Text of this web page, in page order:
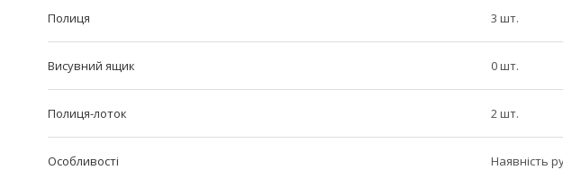
Полиця 3 шт.
Висувний ящик 0 шт.
Полиця-лоток 2 шт.
Особливості Наявність